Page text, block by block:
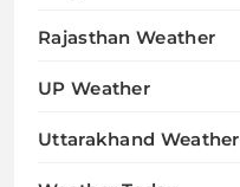
Rajasthan Weather
UP Weather
Uttarakhand Weather